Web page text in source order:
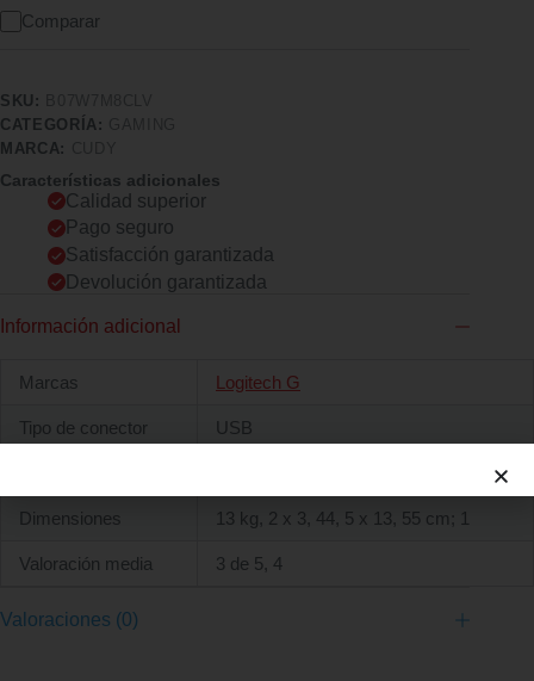
Comparar
SKU:
CATEGORÍA:
MARCA:
Características adicionales
Calidad superior
Pago seguro
Satisfacción garantizada
Devolución garantizada
Información adicional
Marcas Logitech G
Tipo de conector USB
Dimensiones 13 kg, 2 x 3, 44, 5 x 13, 55 cm; 1
Valoración media 3 de 5, 4
Valoraciones (0)